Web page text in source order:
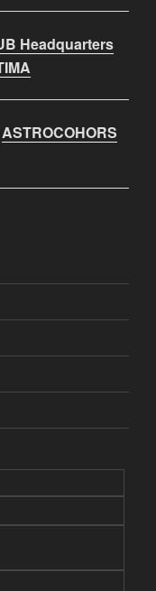
Headquarters
ASTROCOHORS